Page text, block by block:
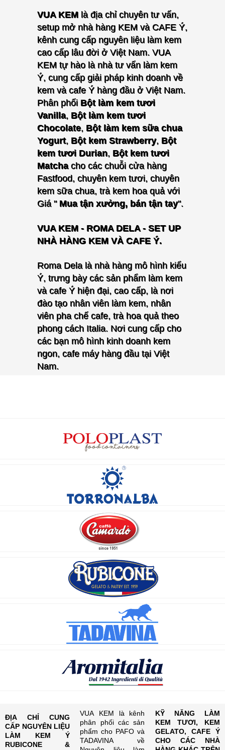
VUA KEM là địa chỉ chuyên tư vấn,
setup mở nhà hàng KEM và CAFE Ý,
kênh cung cấp nguyên liệu làm kem
cao cấp lâu đời ở Việt Nam. VUA
KEM tự hào là nhà tư vấn làm kem
Ý, cung cấp giải pháp kinh doanh về
kem và cafe Ý hàng đầu ở Việt Nam.
Phân phối Bột làm kem tươi
Vanilla, Bột làm kem tươi
Chocolate, Bột làm kem sữa chua
Yogurt, Bột kem Strawberry, Bột
kem tươi Durian, Bột kem tươi
Matcha cho các chuỗi cửa hàng
Fastfood, chuyên kem tươi, chuyên
kem sữa chua, trà kem hoa quả với
Giá "Mua tận xưởng, bán tận tay".
VUA KEM - ROMA DELA - SET UP
NHÀ HÀNG KEM VÀ CAFE Ý.
Roma Dela là nhà hàng mô hình kiểu
Ý, trưng bày các sản phẩm làm kem
và cafe Ý hiện đại, cao cấp, là nơi
đào tạo nhân viên làm kem, nhân
viên pha chế cafe, trà hoa quả theo
phong cách Italia. Nơi cung cấp cho
các bạn mô hình kinh doanh kem
ngon, cafe máy hàng đầu tại Việt
Nam.
ĐỊA CHỈ CUNG
CẤP NGUYÊN LIỆU
LÀM KEM Ý
RUBICONE &
VUA KEM là kênh
phân phối các sản
phẩm cho PAFO và
TADAVINA về
KỸ NĂNG LÀM
KEM TƯƠI, KEM
GELATO, CAFE Ý
CHO CÁC NHÀ